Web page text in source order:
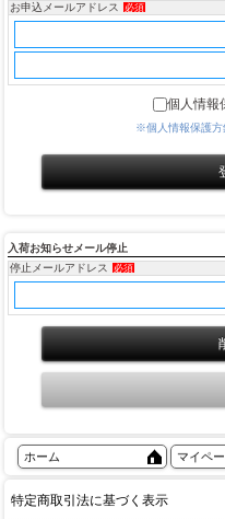
お申込メールアドレス 必須
個人情報
※個人情報保護方
入荷お知らせメール停止
停止メールアドレス
必須
ホーム マイペ
特定商取引法に基づく表示